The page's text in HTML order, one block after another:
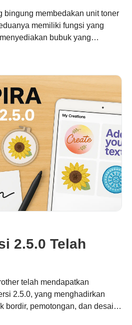
bingung membedakan unit toner
memiliki fungsi yang
bubuk yang
Anda mengoptimalkan biaya,
pencetakan
modular Brother.
2.5.0 Telah
telah mendapatkan
2.5.0, yang menghadirkan
bordir, pemotongan, dan desain